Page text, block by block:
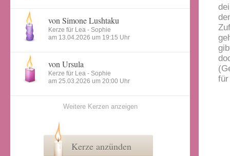
für
von Simone Lushtaku
Kerze für Lea - Sophie
am 13.04.2026 um 19:15 Uhr
von Ursula
Kerze für Lea - Sophie
am 25.03.2026 um 20:00 Uhr
Weitere Kerzen anzeigen
Kerze anzünden